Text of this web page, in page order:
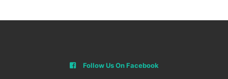
Follow Us On Facebook